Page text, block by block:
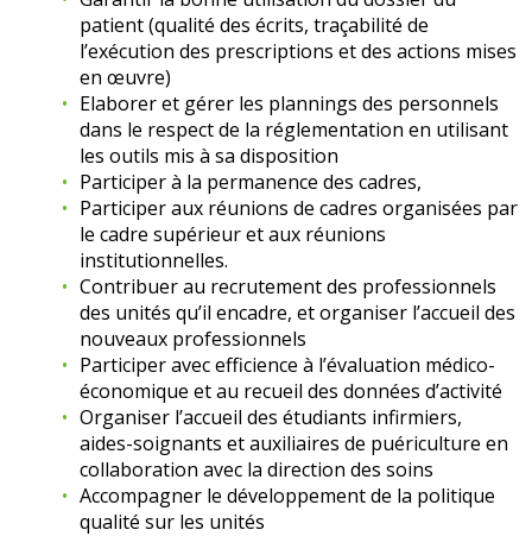
patient (qualité des écrits, traçabilité de
l’exécution des prescriptions et des actions mises
en œuvre)
Elaborer et gérer les plannings des personnels
dans le respect de la réglementation en utilisant
les outils mis à sa disposition
Participer à la permanence des cadres,
Participer aux réunions de cadres organisées par
le cadre supérieur et aux réunions
institutionnelles.
Contribuer au recrutement des professionnels
des unités qu’il encadre, et organiser l’accueil des
nouveaux professionnels
Participer avec efficience à l’évaluation médico-
économique et au recueil des données d’activité
Organiser l’accueil des étudiants infirmiers,
aides-soignants et auxiliaires de puériculture en
collaboration avec la direction des soins
Accompagner le développement de la politique
qualité sur les unités